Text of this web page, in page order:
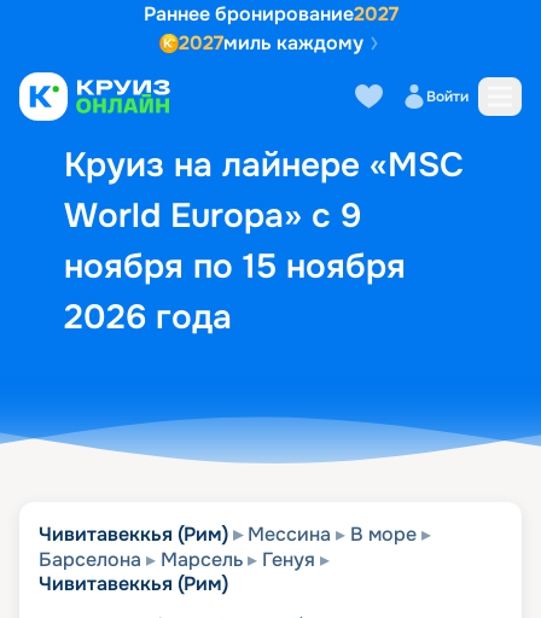
Раннее бронирование2027
2027миль каждому
Войти
Круиз на лайнере «MSC
World Europa» с 9
ноября по 15 ноября
2026 года
Выбор кают Маршрут и
Чивитавеккья (Рим) Мессина
В море
Барселона
Марсель
Генуя
Чивитавеккья (Рим)